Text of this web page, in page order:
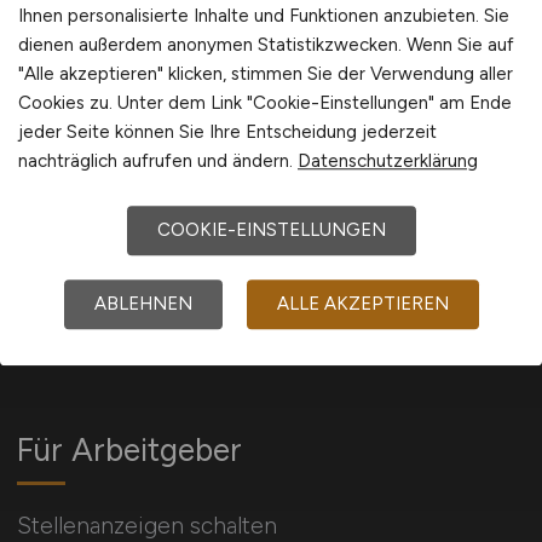
Europa
International
IMMOBILIEN.JOBS
Du suchst eine neue berufliche
Herausforderung? Dein Job in der
Für Arbeitgeber
Stellenanzeigen schalten
Ihnen personalisierte Inhalte und Funktionen anzubieten. Sie
dienen außerdem anonymen Statistikzwecken. Wenn Sie auf
"Alle akzeptieren" klicken, stimmen Sie der Verwendung aller
Cookies zu. Unter dem Link "Cookie-Einstellungen" am Ende
jeder Seite können Sie Ihre Entscheidung jederzeit
nachträglich aufrufen und ändern. Datenschutzerklärung
COOKIE-EINSTELLUNGEN
ABLEHNEN ALLE AKZEPTIEREN